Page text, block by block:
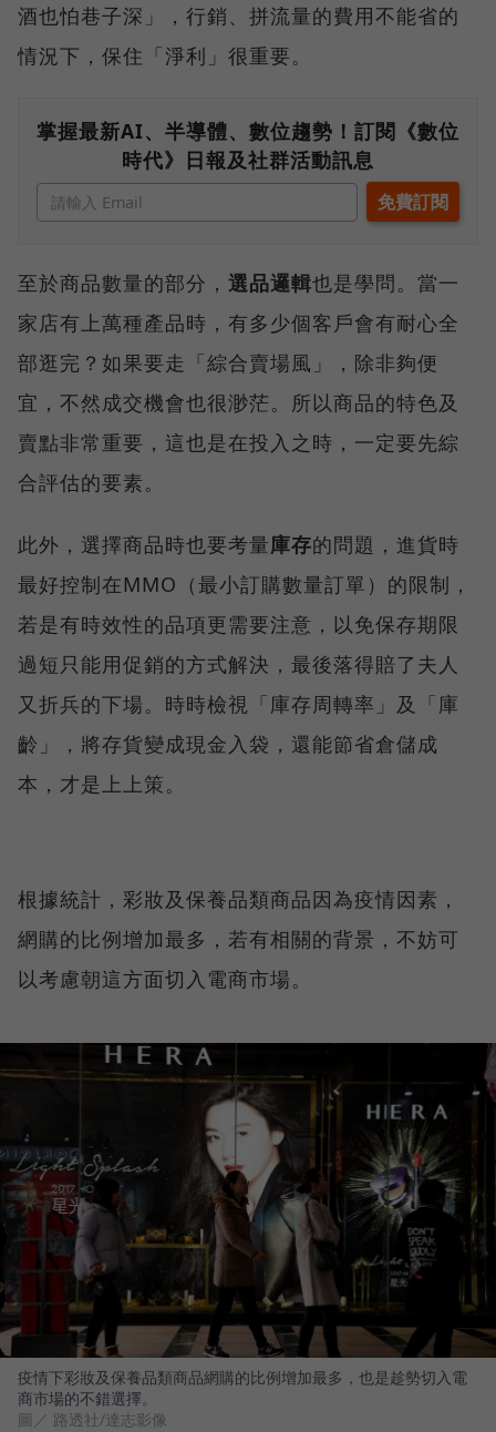
酒也怕巷子深」，行銷、拼流量的費用不能省的
情況下，保住「淨利」很重要。
掌握最新AI、半導體、數位趨勢！訂閱《數位
時代》日報及社群活動訊息
至於商品數量的部分， 選品邏輯也是學問。當一
家店有上萬種產品時，有多少個客戶會有耐心全
部逛完？如果要走「綜合賣場風」，除非夠便
宜，不然成交機會也很渺茫。所以商品的特色及
賣點非常重要，這也是在投入之時，一定要先綜
合評估的要素。
此外，選擇商品時也要考量庫存的問題，進貨時
最好控制在MMO（最小訂購數量訂單）的限制，
若是有時效性的品項更需要注意，以免保存期限
過短只能用促銷的方式解決，最後落得賠了夫人
又折兵的下場。時時檢視「庫存周轉率」及「庫
齡」，將存貨變成現金入袋，還能節省倉儲成
本，才是上上策。
根據統計，彩妝及保養品類商品因為疫情因素，
網購的比例增加最多，若有相關的背景，不妨可
以考慮朝這方面切入電商市場。
疫情下彩妝及保養品類商品網購的比例增加最多，也是趁勢切入電
商市場的不錯選擇。
圖／ 路透社/達志影像